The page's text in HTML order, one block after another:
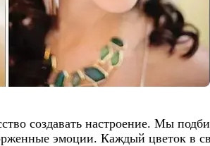
создавать настроение. Мы
эмоции. Каждый цветок в